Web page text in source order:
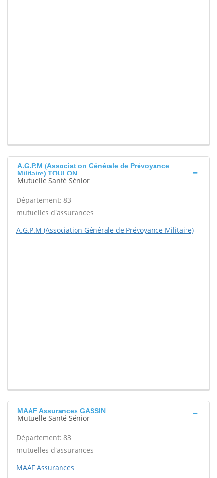
A.G.P.M (Association Générale de Prévoyance
Militaire) TOULON
Mutuelle Santé Sénior
Département: 83
mutuelles d'assurances
A.G.P.M (Association Générale de Prévoyance Militaire)
MAAF Assurances GASSIN
Mutuelle Santé Sénior
Département: 83
mutuelles d'assurances
MAAF Assurances